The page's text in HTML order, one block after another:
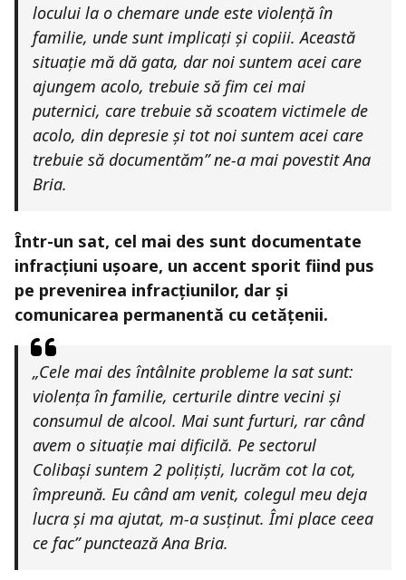
locului la o chemare unde este violență în
familie, unde sunt implicați și copiii. Această
situație mă dă gata, dar noi suntem acei care
ajungem acolo, trebuie să fim cei mai
puternici, care trebuie să scoatem victimele de
acolo, din depresie și tot noi suntem acei care
trebuie să documentăm” ne-a mai povestit Ana
Bria.
Într-un sat, cel mai des sunt documentate
infracțiuni ușoare, un accent sporit fiind pus
pe prevenirea infracțiunilor, dar și
comunicarea permanentă cu cetățenii.
„Cele mai des întâlnite probleme la sat sunt:
violența în familie, certurile dintre vecini și
consumul de alcool. Mai sunt furturi, rar când
avem o situație mai dificilă. Pe sectorul
Colibași suntem 2 polițiști, lucrăm cot la cot,
împreună. Eu când am venit, colegul meu deja
lucra și ma ajutat, m-a susținut. Îmi place ceea
ce fac” punctează Ana Bria.